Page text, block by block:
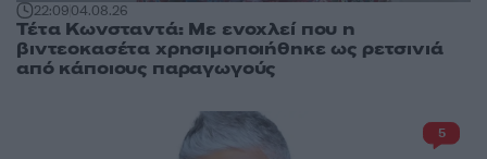
22:0904.08.26
Τέτα Κωνσταντά: Με ενοχλεί που η
βιντεοκασέτα χρησιμοποιήθηκε ως ρετσινιά
από κάποιους παραγωγούς
5